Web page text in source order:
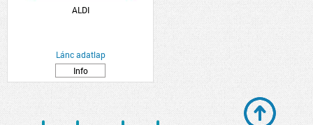
ALDI
Lánc adatlap
Info